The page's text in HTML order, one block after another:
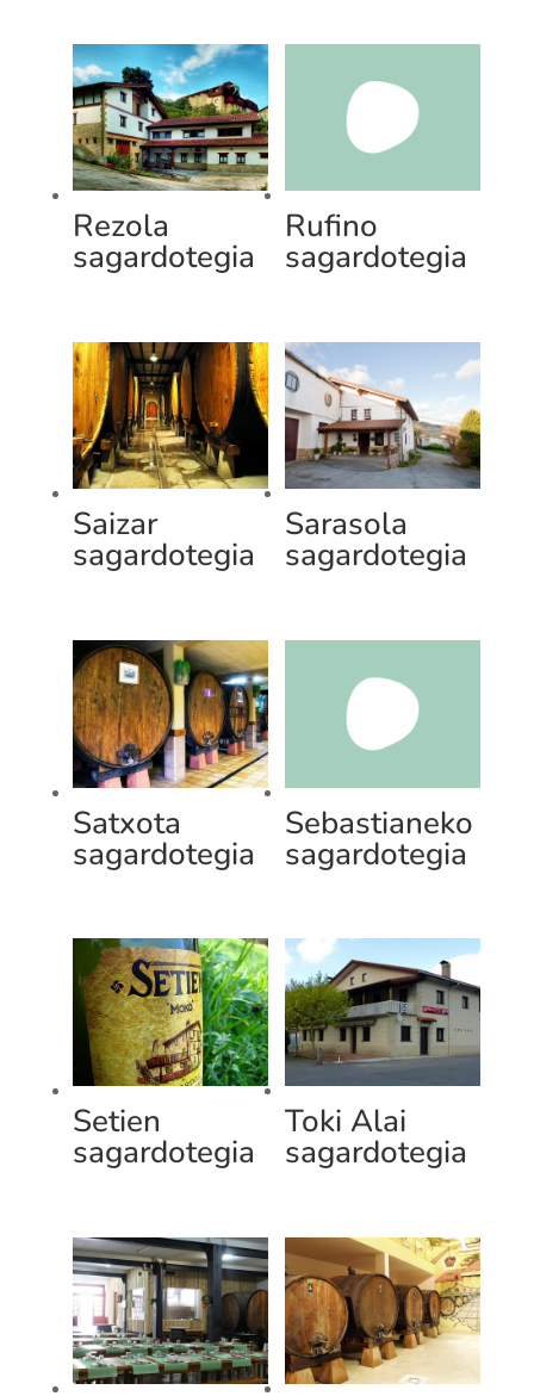
Rezola
sagardotegia
Rufino
sagardotegia
Saizar
sagardotegia
Sarasola
sagardotegia
Satxota
sagardotegia
Sebastianeko
sagardotegia
Setien
sagardotegia
Toki Alai
sagardotegia